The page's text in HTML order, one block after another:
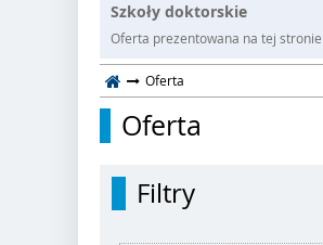
Szkoły doktorskie
Oferta prezentowana na tej
Oferta
Oferta
Filtry